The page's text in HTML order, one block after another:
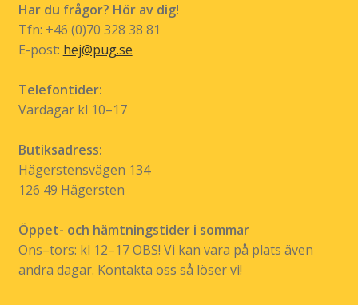
Har du frågor? Hör av dig!
Tfn: +46 (0)70 328 38 81
E-post: hej@pug.se
Telefontider:
Vardagar kl 10–17
Butiksadress:
Hägerstensvägen 134
126 49 Hägersten
Öppet- och hämtningstider i sommar
Ons–tors: kl 12–17 OBS! Vi kan vara på plats även
andra dagar. Kontakta oss så löser vi!